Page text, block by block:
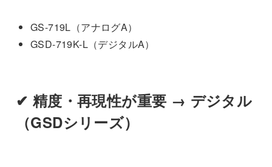
GS-719L（アナログA）
GSD-719K-L（デジタルA）
✔ 精度・再現性が重要 → デジタル
（GSDシリーズ）